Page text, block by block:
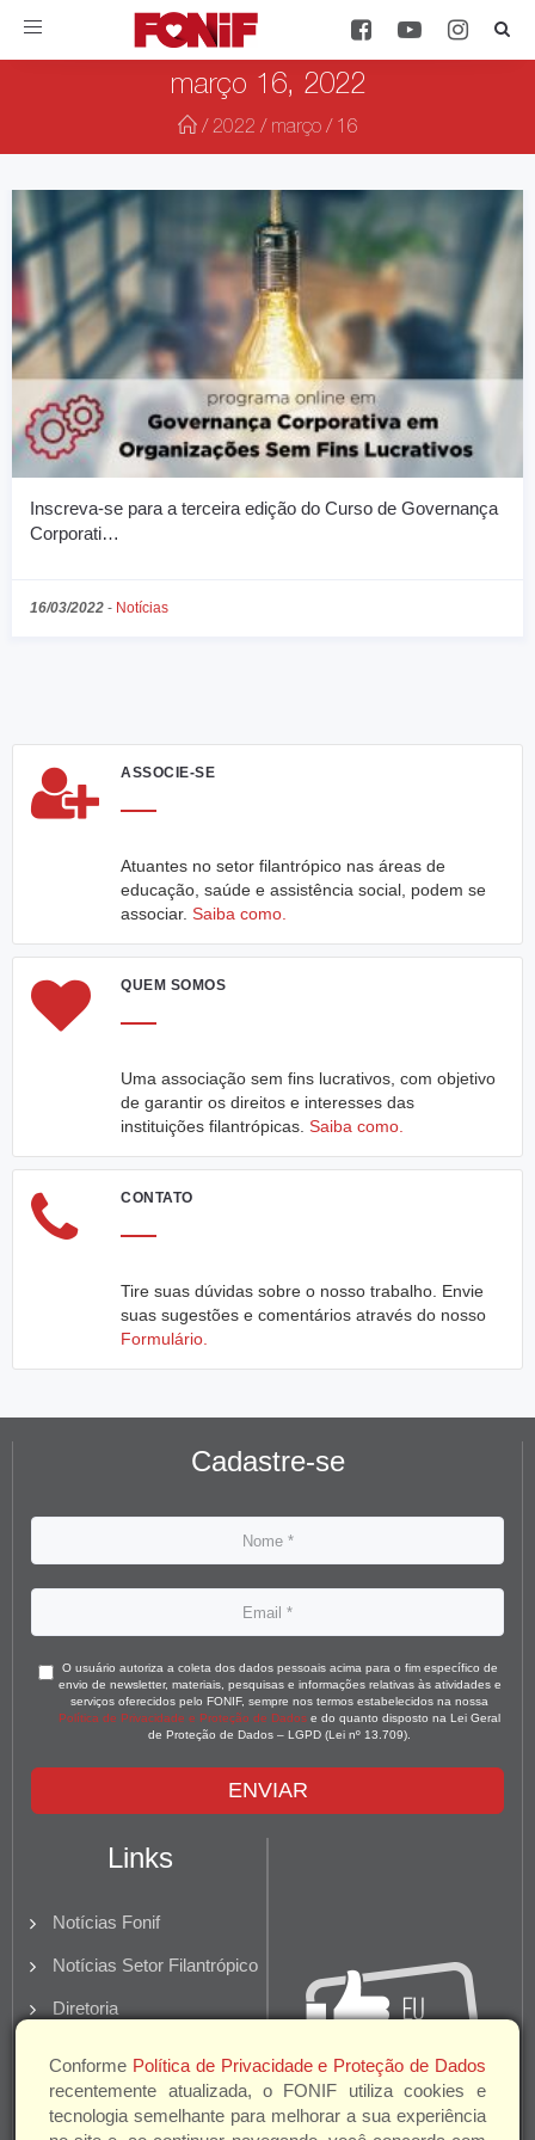
Toggle
março 16, 2022
/ 2022 / março/ 16
Inscreva-se para a terceira edição do Curso de Governança
Corporati…
16/03/2022 - Notícias
ASSOCIE-SE
Atuantes no setor filantrópico nas áreas de
educação, saúde e assistência social, podem se
associar. Saiba como.
QUEM SOMOS
Uma associação sem fins lucrativos, com objetivo
de garantir os direitos e interesses das
instituições filantrópicas. Saiba como.
CONTATO
Tire suas dúvidas sobre o nosso trabalho. Envie
suas sugestões e comentários através do nosso
Formulário.
Cadastre-se
O usuário autoriza a coleta dos dados pessoais acima para o fim específico de
envio de newsletter, materiais, pesquisas e informações relativas às atividades e
serviços oferecidos pelo FONIF, sempre nos termos estabelecidos na nossa
Política de Privacidade e Proteção de Dados e do quanto disposto na Lei Geral
de Proteção de Dados – LGPD (Lei nº 13.709).
ENVIAR
Links
Notícias Fonif
Notícias Setor Filantrópico
Diretoria
Parceiros e Apoio
Conforme Política de Privacidade e Proteção de Dados
recentemente atualizada, o FONIF utiliza cookies e
tecnologia semelhante para melhorar a sua experiência